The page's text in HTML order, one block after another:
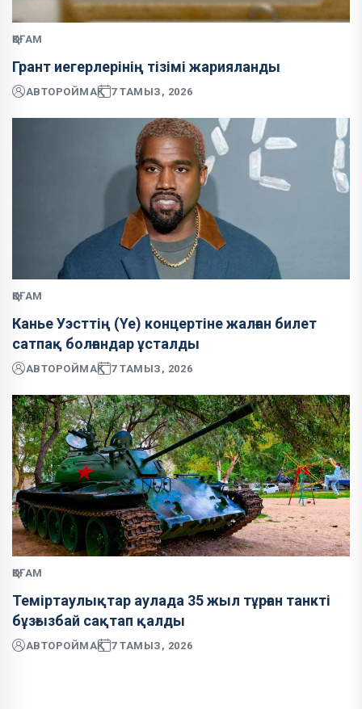
ҚОҒАМ
Грант иегерлерінің тізімі жарияланды
АВТОРОЙМАҚ 7 ТАМЫЗ, 2026
ҚОҒАМ
Канье Уэсттің (Ye) концертіне жалған билет
сатпақ болғандар ұсталды
АВТОРОЙМАҚ 7 ТАМЫЗ, 2026
ҚОҒАМ
Теміртаулықтар аулада 35 жыл тұрған танкті
бұзғызбай сақтап қалды
АВТОРОЙМАҚ 7 ТАМЫЗ, 2026